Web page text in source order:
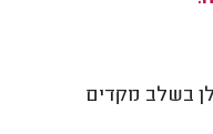
בשלב מקדים